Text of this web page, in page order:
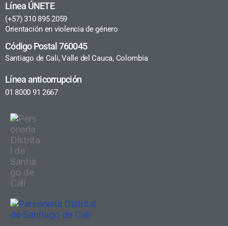
Línea ÚNETE
(+57) 310 895 2059
Orientación en violencia de género
Código Postal 760045
Santiago de Cali, Valle del Cauca, Colombia
Línea anticorrupción
01 8000 91 2667